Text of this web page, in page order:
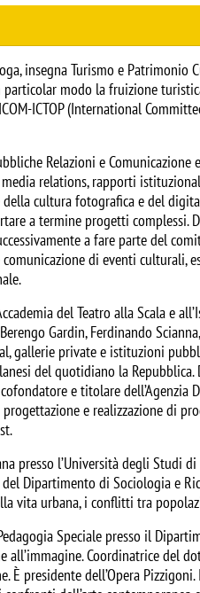
insegna Turismo e
particolar modo la fruizione
ICTOP (International
Relazioni e Comunicazione
relations, rapporti
cultura fotografica e del
a termine progetti
a fare parte del
comunicazione di eventi
del Teatro alla Scala e
Gardin, Ferdinando
gallerie private e istituzioni
del quotidiano la
e titolare
e realizzazione di
presso l’Università degli Studi
Dipartimento di Sociologia e
vita urbana, i conflitti tra
Speciale presso il
all’immagine. Coordinatrice
presidente dell’Opera